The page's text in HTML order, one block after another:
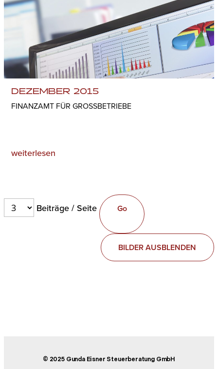
DEZEMBER 2015
FINANZAMT FÜR GROSSBETRIEBE
weiterlesen
Beiträge / Seite
BILDER AUSBLENDEN
© 2025 Gunda Eisner Steuerberatung GmbH